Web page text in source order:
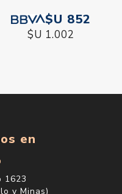
$U 852
$U 1.002
en
1623
y Minas)